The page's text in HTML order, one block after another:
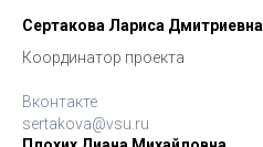
Сертакова Лариса Дмитриевна
Координатор проекта
Вконтакте
sertakova@vsu.ru